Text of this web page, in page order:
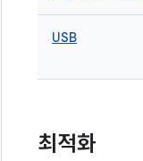
USB
최적화